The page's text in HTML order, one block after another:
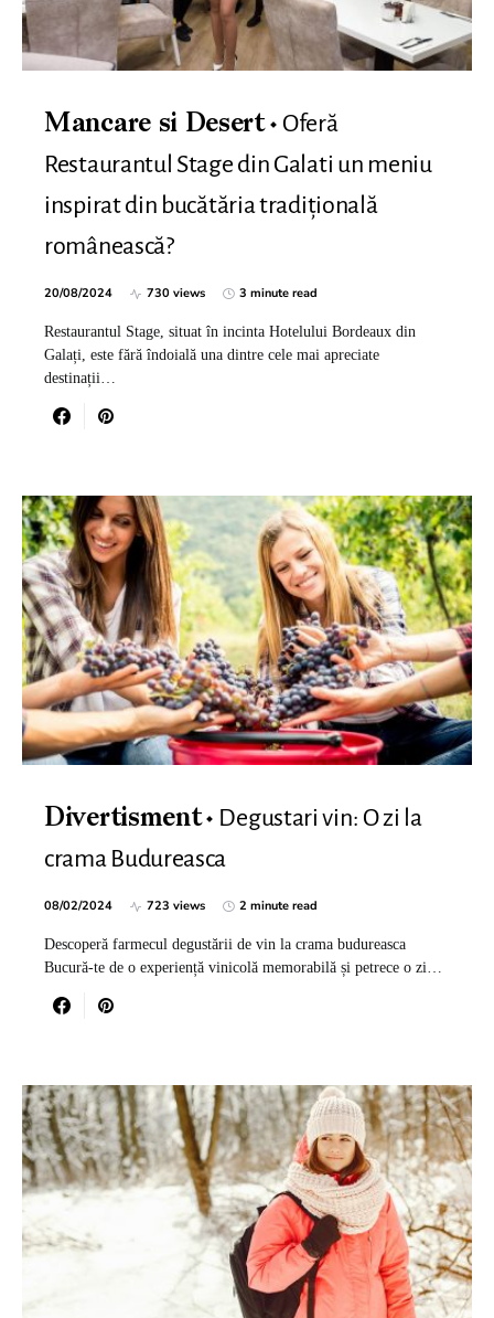
Mancare si Desert
Oferă
Restaurantul Stage din Galati un meniu
inspirat din bucătăria tradițională
românească?
20/08/2024 730 views 3 minute read
Restaurantul Stage, situat în incinta Hotelului Bordeaux din
Galați, este fără îndoială una dintre cele mai apreciate
destinații…
Divertisment
Degustari vin: O zi la
crama Budureasca
08/02/2024 723 views 2 minute read
Descoperă farmecul degustării de vin la crama budureasca
Bucură-te de o experiență vinicolă memorabilă și petrece o zi…